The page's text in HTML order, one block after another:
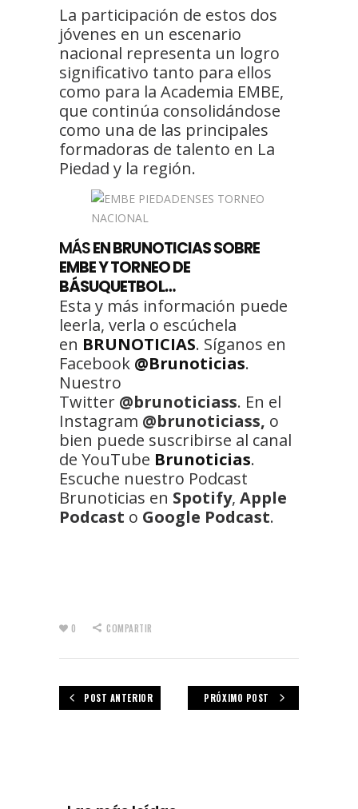
La participación de estos dos
jóvenes en un escenario
nacional representa un logro
significativo tanto para ellos
como para la Academia EMBE,
que continúa consolidándose
como una de las principales
formadoras de talento en La
Piedad y la región.
MÁSEN BRUNOTICIAS SOBRE
EMBE Y TORNEO DE
BÁSUQUETBOL…
Esta y más información puede
leerla, verla o escúchela
en BRUNOTICIAS. Síganos en
Facebook @Brunoticias.
Nuestro
Twitter @brunoticiass. En el
Instagram @brunoticiass, o
bien puede suscribirse al canal
de YouTube Brunoticias.
Escuche nuestro Podcast
Brunoticias en Spotify, Apple
Podcast o Google Podcast.
0 COMPARTIR
POST ANTERIOR PRÓXIMO POST